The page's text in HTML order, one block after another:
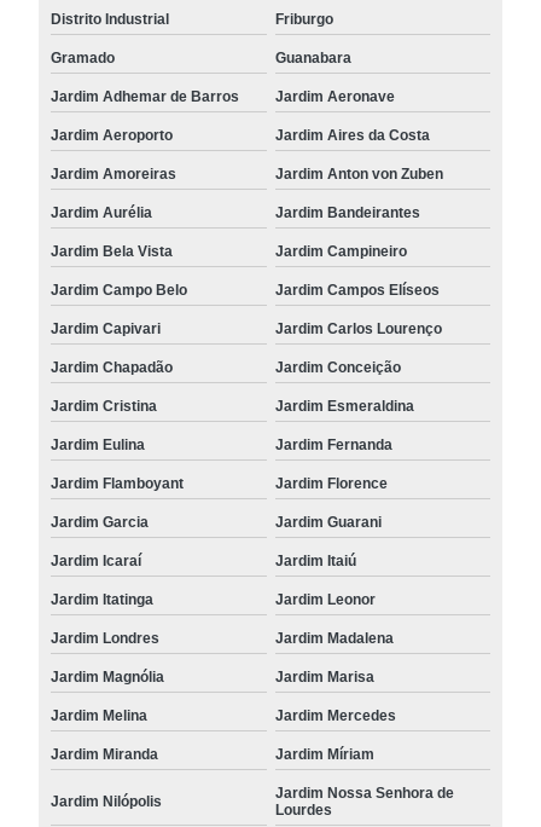
Distrito Industrial Friburgo
Gramado Guanabara
Jardim Adhemar de Barros Jardim Aeronave
Jardim Aeroporto Jardim Aires da Costa
Jardim Amoreiras Jardim Anton von Zuben
Jardim Aurélia Jardim Bandeirantes
Jardim Bela Vista Jardim Campineiro
Jardim Campo Belo Jardim Campos Elíseos
Jardim Capivari Jardim Carlos Lourenço
Jardim Chapadão Jardim Conceição
Jardim Cristina Jardim Esmeraldina
Jardim Eulina Jardim Fernanda
Jardim Flamboyant Jardim Florence
Jardim Garcia Jardim Guarani
Jardim Icaraí Jardim Itaiú
Jardim Itatinga Jardim Leonor
Jardim Londres Jardim Madalena
Jardim Magnólia Jardim Marisa
Jardim Melina Jardim Mercedes
Jardim Miranda Jardim Míriam
Jardim Nilópolis
Jardim Nossa Senhora de
Lourdes